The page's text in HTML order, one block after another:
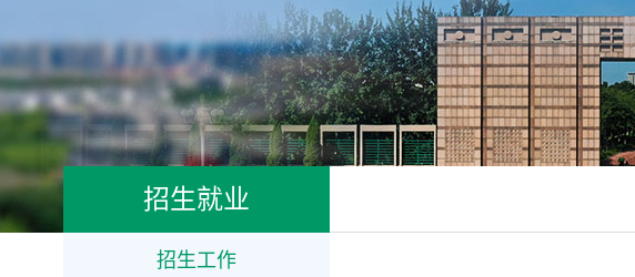
招生就业
招生工作